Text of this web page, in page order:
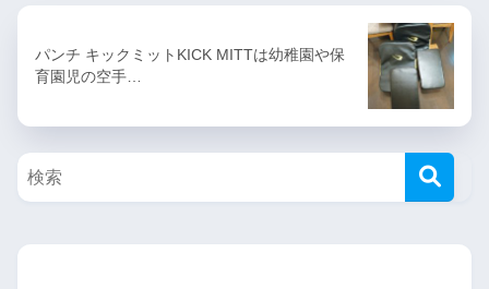
パンチ キックミットKICK MITTは幼稚園や保
育園児の空手…